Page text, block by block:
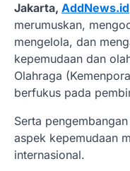
Jakarta, AddNews.id
merumuskan,
mengelola, dan
kepemudaan dan
Olahraga
berfukus pada
Serta
aspek kepemudaan
internasional.